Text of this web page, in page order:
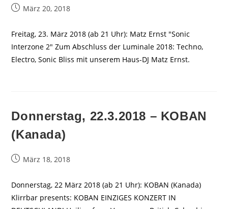
BeitragMärz 20, 2018
Freitag, 23. März 2018 (ab 21 Uhr): Matz Ernst "Sonic
Interzone 2" Zum Abschluss der Luminale 2018: Techno,
Electro, Sonic Bliss mit unserem Haus-DJ Matz Ernst.
Donnerstag, 22.3.2018 – KOBAN
(Kanada)
BeitragMärz 18, 2018
Donnerstag, 22 März 2018 (ab 21 Uhr): KOBAN (Kanada)
Klirrbar presents: KOBAN EINZIGES KONZERT IN